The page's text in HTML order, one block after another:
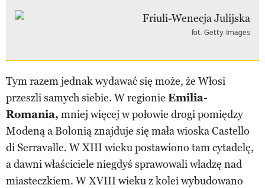
fot. Getty Images
Tym razem jednak wydawać się może, że Włosi
przeszli samych siebie. W regionie Emilia-
Romania, mniej więcej w połowie drogi pomiędzy
Modeną a Bolonią znajduje się mała wioska Castello
di Serravalle. W XIII wieku postawiono tam cytadelę,
a dawni właściciele niegdyś sprawowali władzę nad
miasteczkiem. W XVIII wieku z kolei wybudowano